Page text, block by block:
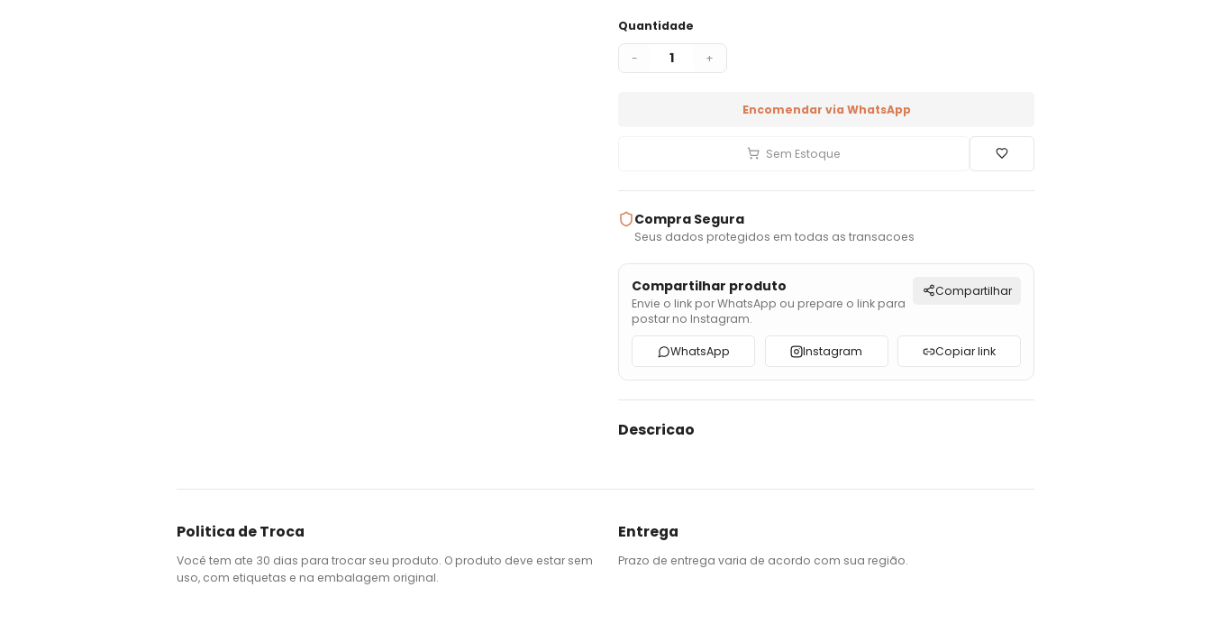
Quantidade
- 1 +
Encomendar via WhatsApp
Sem Estoque
Compra Segura
Seus dados protegidos em todas as transacoes
Compartilhar produto
Envie o link por WhatsApp ou prepare o link para
postar no Instagram.
Compartilhar
WhatsApp Instagram Copiar link
Descricao
Politica de Troca
Você tem ate 30 dias para trocar seu produto. O produto deve estar sem
uso, com etiquetas e na embalagem original.
Entrega
Prazo de entrega varia de acordo com sua região.